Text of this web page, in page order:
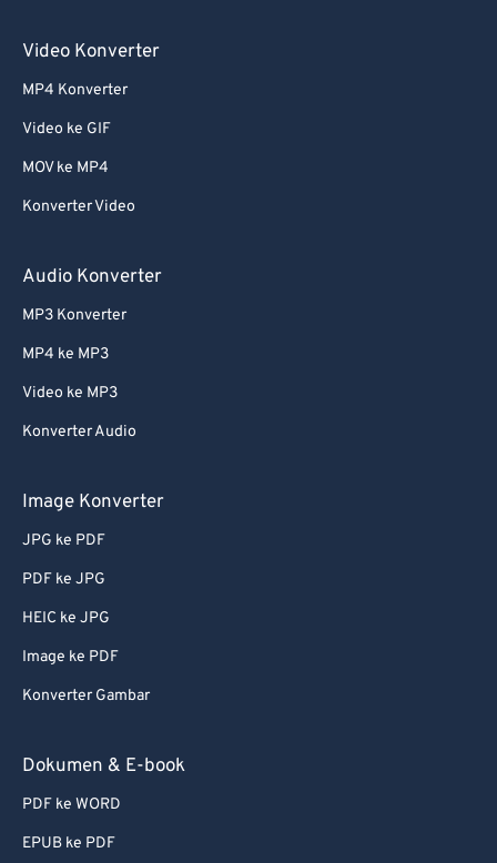
Video Konverter
MP4 Konverter
Video ke GIF
MOV ke MP4
Konverter Video
Audio Konverter
MP3 Konverter
MP4 ke MP3
Video ke MP3
Konverter Audio
Image Konverter
JPG ke PDF
PDF ke JPG
HEIC ke JPG
Image ke PDF
Konverter Gambar
Dokumen & E-book
PDF ke WORD
EPUB ke PDF